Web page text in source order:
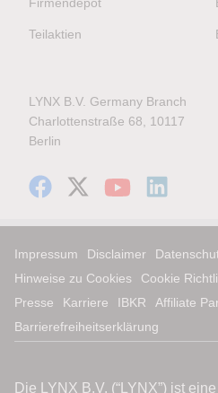
Firmendepot
Teilaktien
LYNX B.V. Germany Branch
Charlottenstraße 68, 10117
Berlin
Impressum Disclaimer
Hinweise zu Cookies
Cookie
Presse
Karriere IBKR
Affiliate
Barrierefreiheitserklärung